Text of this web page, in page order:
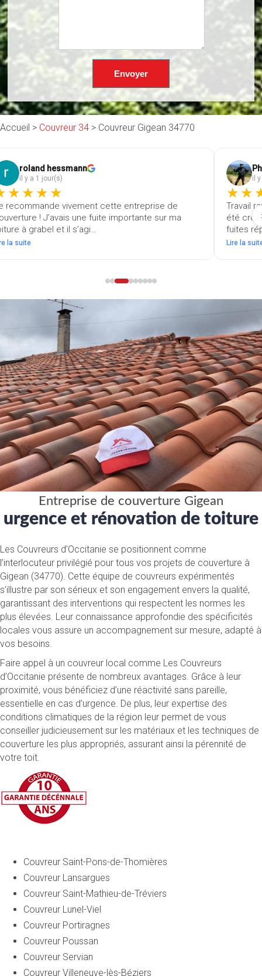
Accueil > Couvreur 34 > Couvreur Gigean 34770
roland hessmann
il y a 1 jour(s)
recommande vivement cette entreprise de
! J’avais une fuite importante sur ma
à grabel et il s’agi…
la suite
il
Travail
été
fuites
Lire la
Entreprise de couverture Gigean
urgence et rénovation de toiture
Les Couvreurs d’Occitanie se positionnent comme
l’interlocuteur privilégié pour tous vos projets de couverture à
Gigean (34770). Cette équipe de couvreurs expérimentés
s’illustre par son sérieux et son engagement envers la qualité,
garantissant des interventions qui respectent les normes les
plus élevées. Leur connaissance approfondie des spécificités
locales vous assure un accompagnement sur mesure, adapté à
vos besoins.
Faire appel à un couvreur local comme Les Couvreurs
d’Occitanie présente de nombreux avantages. Grâce à leur
proximité, vous bénéficiez d’une réactivité sans pareille,
essentielle en cas d’urgence. De plus, leur expertise des
conditions climatiques de la région leur permet de vous
conseiller judicieusement sur les matériaux et les techniques de
couverture les plus appropriés, assurant ainsi la pérennité de
votre toit.
Couvreur Saint-Pons-de-Thomières
Couvreur Lansargues
Couvreur Saint-Mathieu-de-Tréviers
Couvreur Lunel-Viel
Couvreur Portiragnes
Couvreur Poussan
Couvreur Servian
Couvreur Villeneuve-lès-Béziers